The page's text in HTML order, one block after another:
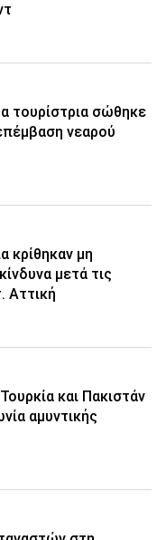
τουρίστρια σώθηκε
νεαρού
κρίθηκαν μη
μετά τις
Αττική
και Πακιστάν
αμυντικής